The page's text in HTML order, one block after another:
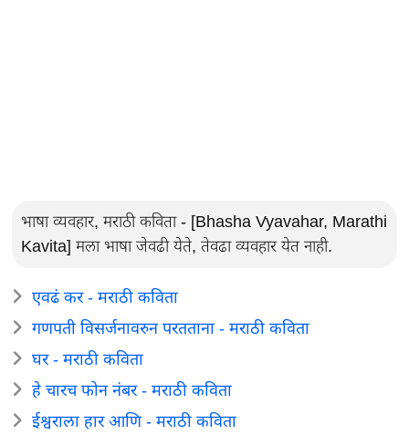
भाषा व्यवहार, मराठी कविता - [Bhasha Vyavahar, Marathi
Kavita] मला भाषा जेवढी येते, तेवढा व्यवहार येत नाही.
एवढं कर - मराठी कविता
गणपती विसर्जनावरुन परतताना - मराठी कविता
घर - मराठी कविता
हे चारच फोन नंबर - मराठी कविता
ईश्वराला हार आणि - मराठी कविता